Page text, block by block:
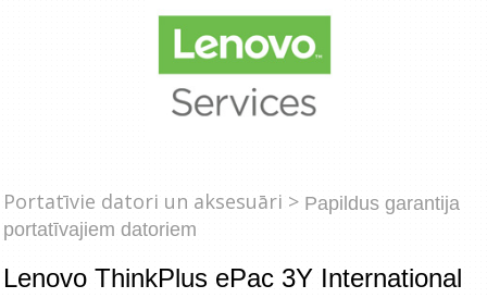
Reģistrēties
Atcerēties
Aizmirsāt paroli?
Servisa pakalpojumi
Apple produkti
Datoru piederumi
Portatīvie datori un aksesuāri > Papildus garantija
portatīvajiem datoriem
Lenovo ThinkPlus ePac 3Y International